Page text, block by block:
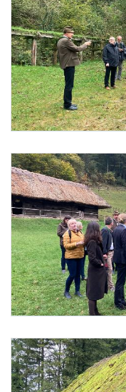
Foto 3: Barbara Aschauer
Foto 4: Barbara Aschauer